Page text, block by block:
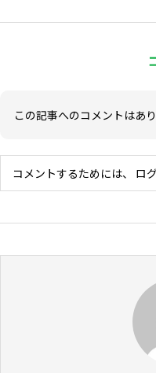
この記事へのコメントはあり
コメントするためには、 ロ